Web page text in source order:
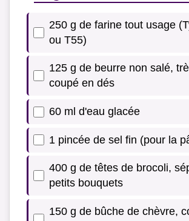
250 g de farine tout usage
ou T55)
125 g de beurre non salé,
coupé en dés
60 ml d'eau glacée
1 pincée de sel fin (pour la
400 g de têtes de brocoli,
petits bouquets
150 g de bûche de chèvre,